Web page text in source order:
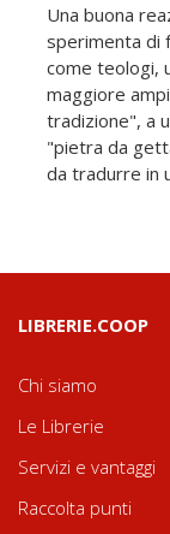
Una buona
sperimenta di
come teologi,
maggiore
tradizione", a
"pietra da
da tradurre in
LIBRERIE.COOP
Chi siamo
Le Librerie
Servizi e vantaggi
Raccolta punti